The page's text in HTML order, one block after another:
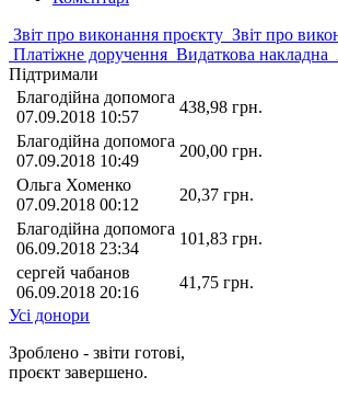
Звіт про виконання проєкту Звіт про
Платіжне доручення Видаткова накладна
Підтримали
Благодійна допомога
07.09.2018 10:57
438,98 грн.
Благодійна допомога
07.09.2018 10:49
200,00 грн.
Ольга Хоменко
07.09.2018 00:12
20,37 грн.
Благодійна допомога
06.09.2018 23:34
101,83 грн.
сергей чабанов
06.09.2018 20:16
41,75 грн.
Усі донори
Зроблено - звіти готові,
проєкт завершено.